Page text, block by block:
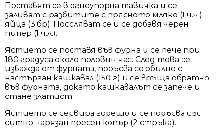
Поставят се в огнеупорна тавичка и се
заливат с разбитите с прясното мляко (1 ч.ч.)
яйца (3 бр). Посоляват се и се добавя черен
пипер (1 ч.л.).
Ястието се поставя във фурна и се пече при
180 градуса около половин час. След това се
изважда от фурната, поръсва се обилно с
настърган кашкавал (150 г) и се връща обратно
във фурната, докато кашкавалът се запече и
стане златист.
Ястието се сервира горещо и се поръсва със
ситно нарязан пресен копър (2 стръка).